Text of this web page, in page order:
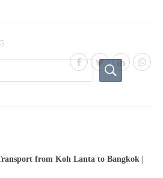
from Koh Lanta to Bangkok |